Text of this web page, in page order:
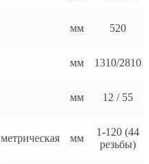
мм 520
мм 1310/2810
мм 12 / 55
метрическая мм
1-120 (44
резьбы)